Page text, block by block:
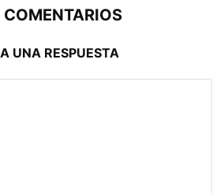
COMENTARIOS
UNA RESPUESTA